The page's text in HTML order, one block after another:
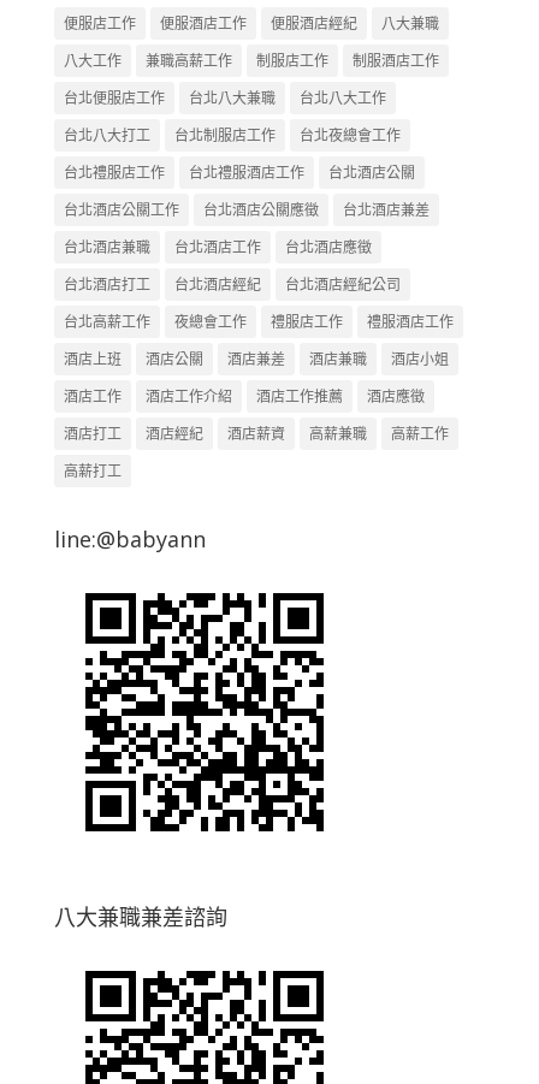
便服店工作 便服酒店工作 便服酒店經紀
八大兼職
八大工作
兼職高薪工作 制服店工作
制服酒店工作
台北便服店工作
台北八大兼職
台北八大工作
台北八大打工
台北制服店工作
台北夜總會工作
台北禮服店工作
台北禮服酒店工作
台北酒店公關
台北酒店公關工作
台北酒店公關應徵
台北酒店兼差
台北酒店兼職
台北酒店工作
台北酒店應徵
台北酒店打工
台北酒店經紀
台北酒店經紀公司
台北高薪工作
夜總會工作 禮服店工作
禮服酒店工作
酒店上班
酒店公關 酒店兼差 酒店兼職
酒店小姐
酒店工作
酒店工作介紹 酒店工作推薦
酒店應徵
酒店打工
酒店經紀 酒店薪資 高薪兼職
高薪工作
高薪打工
line:@babyann
八大兼職兼差諮詢